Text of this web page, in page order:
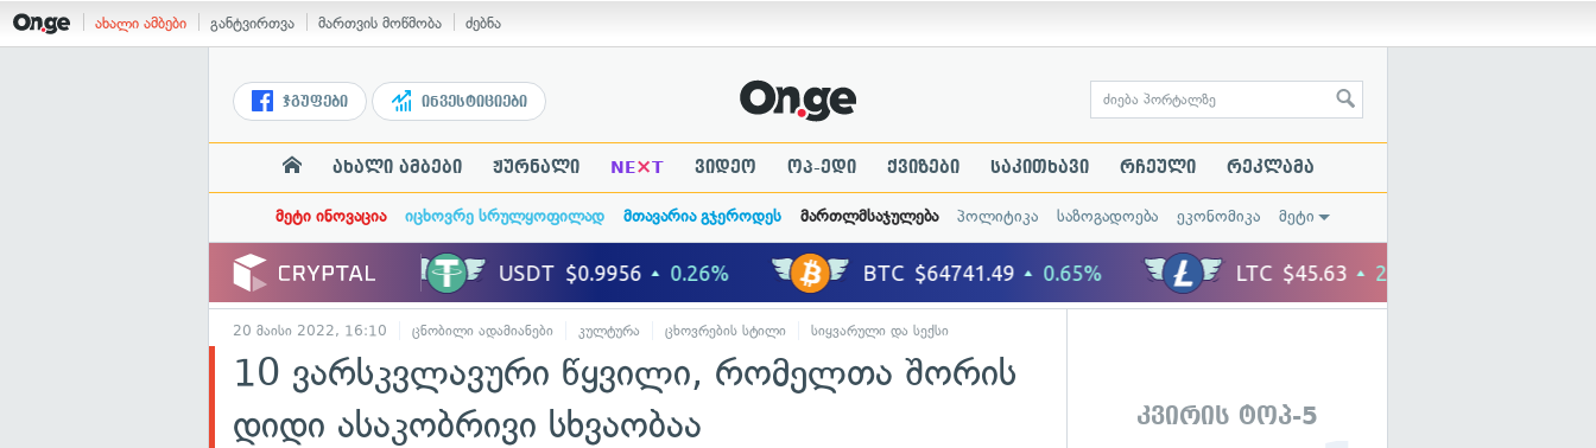
ახალი ამბები განტვირთვა მართვის მოწმობა ძებნა
ჯგუფები ინვესტიციები
ახალი ამბები ჟურნალი NE×T ვიდეო ოპ-ედი ქვიზები საკითხავი რჩეული რეკლამა
მეტი ინოვაცია იცხოვრე სრულყოფილად მთავარია გჯეროდეს მართლმსაჯულება პოლიტიკა საზოგადოება ეკონომიკა მეტი
20 მაისი 2022, 16:10 ცნობილი ადამიანები კულტურა ცხოვრების სტილი სიყვარული და სექსი
10 ვარსკვლავური წყვილი, რომელთა შორის
დიდი ასაკობრივი სხვაობაა
კვირის ტოპ-5